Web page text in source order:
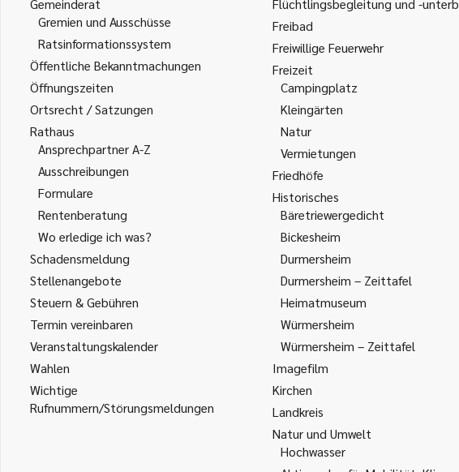
Gemeinderat
Gremien und Ausschüsse
Ratsinformationssystem
Öffentliche Bekanntmachungen
Öffnungszeiten
Ortsrecht / Satzungen
Rathaus
Ansprechpartner A-Z
Ausschreibungen
Formulare
Rentenberatung
Wo erledige ich was?
Schadensmeldung
Stellenangebote
Steuern & Gebühren
Termin vereinbaren
Veranstaltungskalender
Wahlen
Wichtige
Rufnummern/Störungsmeldungen
Flüchtlingsbegleitung und -
Freibad
Freiwillige Feuerwehr
Freizeit
Campingplatz
Kleingärten
Natur
Vermietungen
Friedhöfe
Historisches
Bäretriewergedicht
Bickesheim
Durmersheim
Durmersheim – Zeittafel
Heimatmuseum
Würmersheim
Würmersheim – Zeittafel
Imagefilm
Kirchen
Landkreis
Natur und Umwelt
Hochwasser